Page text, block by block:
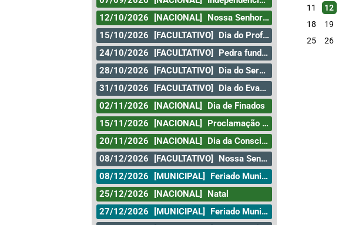
12/10/2026
[NACIONAL]
Nossa Senhora Aparecida
15/10/2026
[FACULTATIVO]
Dia do Professor
24/10/2026
[FACULTATIVO]
Pedra fundamental de Goiânia
28/10/2026
[FACULTATIVO]
Dia do Servidor Público
31/10/2026
[FACULTATIVO]
Dia do Evangélico
02/11/2026
[NACIONAL]
Dia de Finados
15/11/2026
[NACIONAL]
Proclamação da República
20/11/2026
[NACIONAL]
Dia da Consciência Negra
08/12/2026
[FACULTATIVO]
Nossa Senhora da Conceição
08/12/2026
[MUNICIPAL]
Feriado Municipal
25/12/2026
[NACIONAL]
Natal
27/12/2026
[MUNICIPAL]
Feriado Municipal
11
12
18
19
25
26